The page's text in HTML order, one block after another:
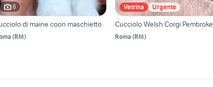
6
di maine coon maschietto
(RM)
Vetrina Urgente
Cucciolo Welsh Corgi Pembroke
Roma (RM)